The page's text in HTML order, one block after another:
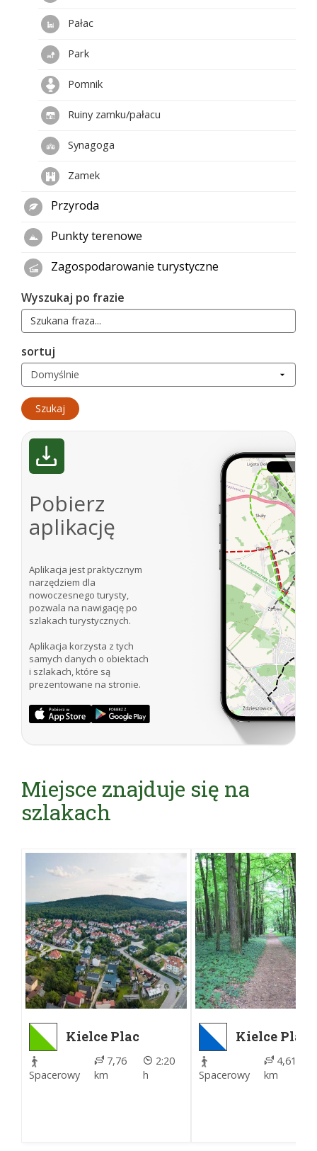
Pałac
Park
Pomnik
Ruiny zamku/pałacu
Synagoga
Zamek
Przyroda
Punkty terenowe
Zagospodarowanie turystyczne
Wyszukaj po frazie
sortuj
Pobierz
aplikację
Aplikacja jest praktycznym
narzędziem dla
nowoczesnego turysty,
pozwala na nawigację po
szlakach turystycznych.
Aplikacja korzysta z tych
samych danych o obiektach
i szlakach, które są
prezentowane na stronie.
Miejsce znajduje się na
szlakach
Kielce Plac
Bukówka MPK
Spacerowy
7,76
km
2:20
h
Kielce Plac
Stadion
Spacerowy
4,61
km